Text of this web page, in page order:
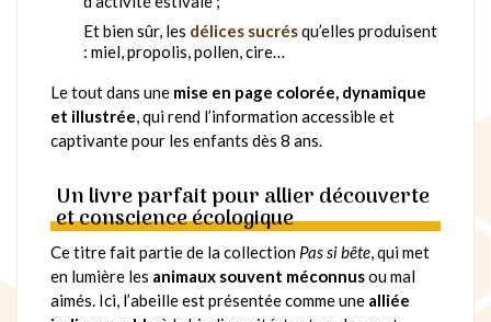
Et bien sûr, les délices sucrésqu’elles produisent
: miel, propolis, pollen, cire…
Le tout dans une mise en page colorée, dynamique
et illustrée, qui rend l’information accessible et
captivante pour les enfants dès 8 ans.
Un livre parfait pour allier découverte
et conscience écologique
Ce titre fait partie de la collection Pas si bête, qui met
en lumière les animaux souvent méconnusou mal
aimés. Ici, l’abeille est présentée comme une alliée